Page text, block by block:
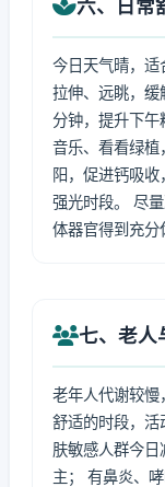
六、日常
今日天气晴，适
拉伸、远眺，
分钟，提升下午
音乐、看看绿植
阳，促进钙吸
强光时段。 尽
体器官得到充分
七、老人
老年人代谢较慢
舒适的时段，活
肤敏感人群今
主； 有鼻炎、